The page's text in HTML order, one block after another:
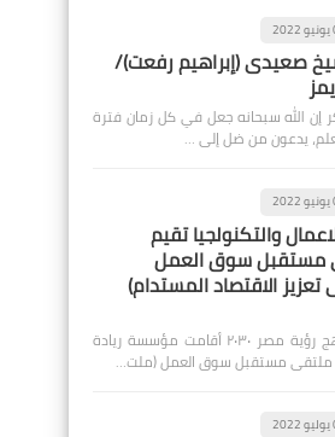
صعيدى (إبراهيم رفعت)/
إن الله سبحانه جعل في كل زمان فترة
يدعون من ضل إلى …
والتكنولجيا تقيم
مستقبل سوق العمل
الاقتصاد المستدام)
✍️ سهيلة محي على نهج رؤية مصر ٢٠٣٠ أقامت مؤسسة ريادة